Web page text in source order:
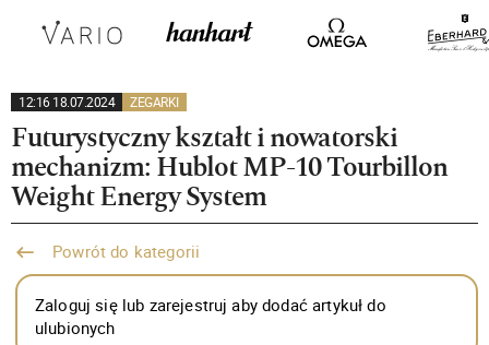
12:16 18.07.2024 ZEGARKI
Futurystyczny kształt i nowatorski
mechanizm: Hublot MP-10 Tourbillon
Weight Energy System
Powrót do kategorii
Zaloguj się lub zarejestruj aby dodać artykuł do
ulubionych